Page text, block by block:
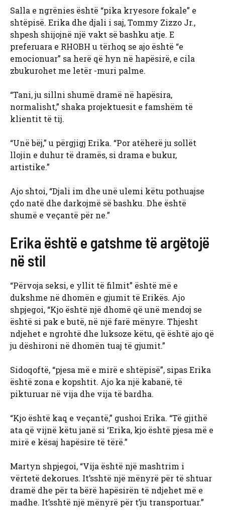
Salla e ngrënies është “pika kryesore fokale” e
shtëpisë. Erika dhe djali i saj, Tommy Zizzo Jr.,
shpesh shijojnë një vakt së bashku atje. E
preferuara e RHOBH u tërhoq se ajo është “e
emocionuar” sa herë që hyn në hapësirë, e cila
zbukurohet me letër -muri palme.
“Tani, ju sillni shumë dramë në hapësira,
normalisht,” shaka projektuesit e famshëm të
klientit të tij.
“Unë bëj,” u përgjigj Erika. “Por atëherë ju sollët
llojin e duhur të dramës, si drama e bukur,
artistike.”
Ajo shtoi, “Djali im dhe unë ulemi këtu pothuajse
çdo natë dhe darkojmë së bashku. Dhe është
shumë e veçantë për ne.”
Erika është e gatshme të argëtojë
në stil
“Përvoja seksi, e yllit të filmit” është më e
dukshme në dhomën e gjumit të Erikës. Ajo
shpjegoi, “Kjo është një dhomë që unë mendoj se
është si pak e butë, në një farë mënyre. Thjesht
ndjehet e ngrohtë dhe luksoze këtu, që është ajo që
ju dëshironi në dhomën tuaj të gjumit.”
Sidoqoftë, “pjesa më e mirë e shtëpisë”, sipas Erika
është zona e kopshtit. Ajo ka një kabanë, të
pikturuar në vija dhe vija të bardha.
“Kjo është kaq e veçantë,” gushoi Erika. “Të gjithë
ata që vijnë këtu janë si ‘Erika, kjo është pjesa më e
mirë e kësaj hapësire të tërë.”
Martyn shpjegoi, “Vija është një mashtrim i
vërtetë dekorues. It’sshtë një mënyrë për të shtuar
dramë dhe për ta bërë hapësirën të ndjehet më e
madhe. It’sshtë një mënyrë për t’ju transportuar.”